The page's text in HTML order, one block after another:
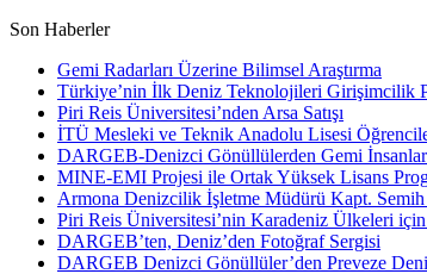
Son Haberler
Gemi Radarları Üzerine Bilimsel Araştırma
Türkiye’nin İlk Deniz Teknolojileri Girişimcilik
Piri Reis Üniversitesi’nden Arsa Satışı
İTÜ Mesleki ve Teknik Anadolu Lisesi
DARGEB-Denizci Gönüllülerden Gemi
MINE-EMI Projesi ile Ortak Yüksek Lisans
Armona Denizcilik İşletme Müdürü Kapt.
Piri Reis Üniversitesi’nin Karadeniz Ülkeleri
DARGEB’ten, Deniz’den Fotoğraf Sergisi
DARGEB Denizci Gönüllüler’den Preveze